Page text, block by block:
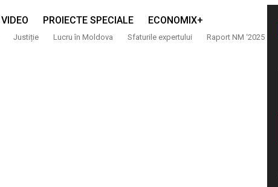
VIDEO PROIECTE SPECIALE ECONOMIX+
Justiție Lucru în Moldova Sfaturile expertului Raport NM ‘2025